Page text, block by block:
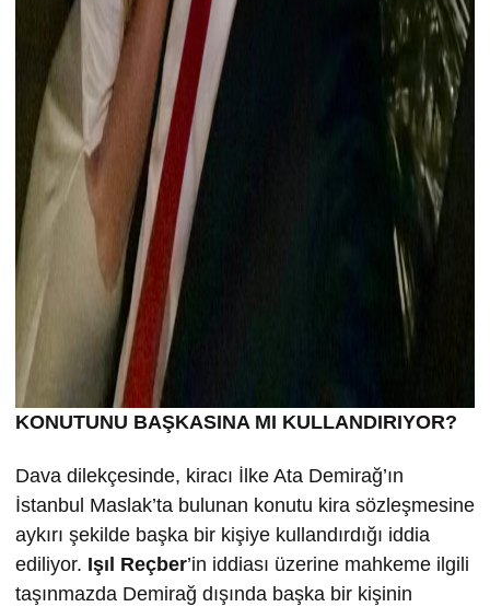
KONUTUNU BAŞKASINA MI KULLANDIRIYOR?
Dava dilekçesinde, kiracı İlke Ata Demirağ’ın
İstanbul Maslak’ta bulunan konutu kira sözleşmesine
aykırı şekilde başka bir kişiye kullandırdığı iddia
ediliyor. Işıl Reçber’in iddiası üzerine mahkeme ilgili
taşınmazda Demirağ dışında başka bir kişinin